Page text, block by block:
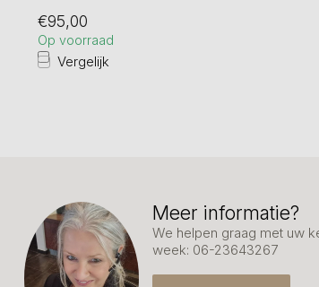
€95,00
Op voorraad
Vergelijk
Meer informatie?
We helpen graag met uw
week: 06-23643267